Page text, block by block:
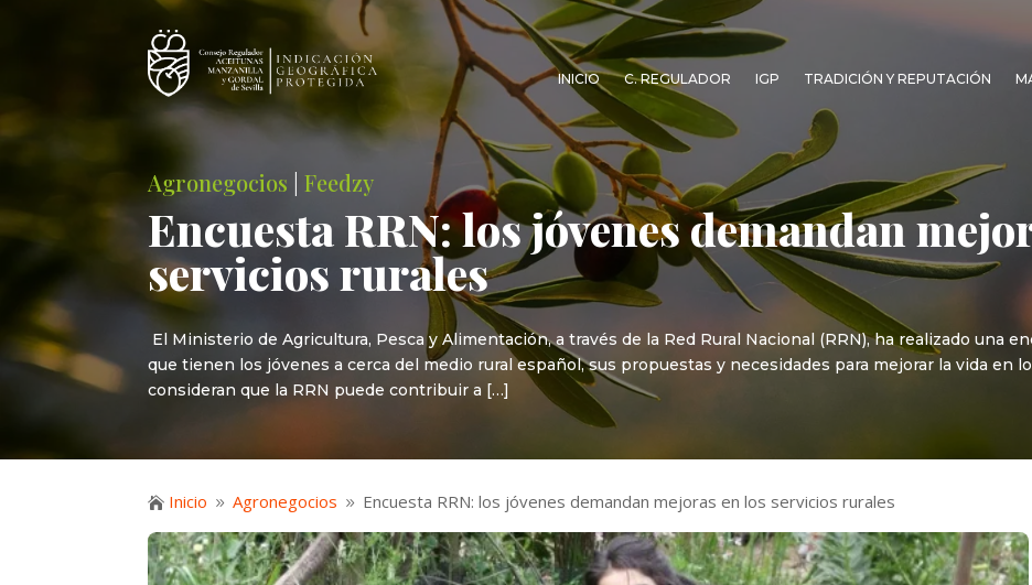
INICIO C. REGULADOR IGP TRADICIÓN Y REPUTACIÓN
Agronegocios |Feedzy
Encuesta RRN: los jóvenes demandan
servicios rurales
El Ministerio de Agricultura, Pesca y Alimentación, a través de la Red Rural Nacional (RRN), ha realizado una
que tienen los jóvenes a cerca del medio rural español, sus propuestas y necesidades para mejorar la vida en
consideran que la RRN puede contribuir a […]
 Inicio 9 Agronegocios 9 Encuesta RRN: los jóvenes demandan mejoras en los servicios rurales